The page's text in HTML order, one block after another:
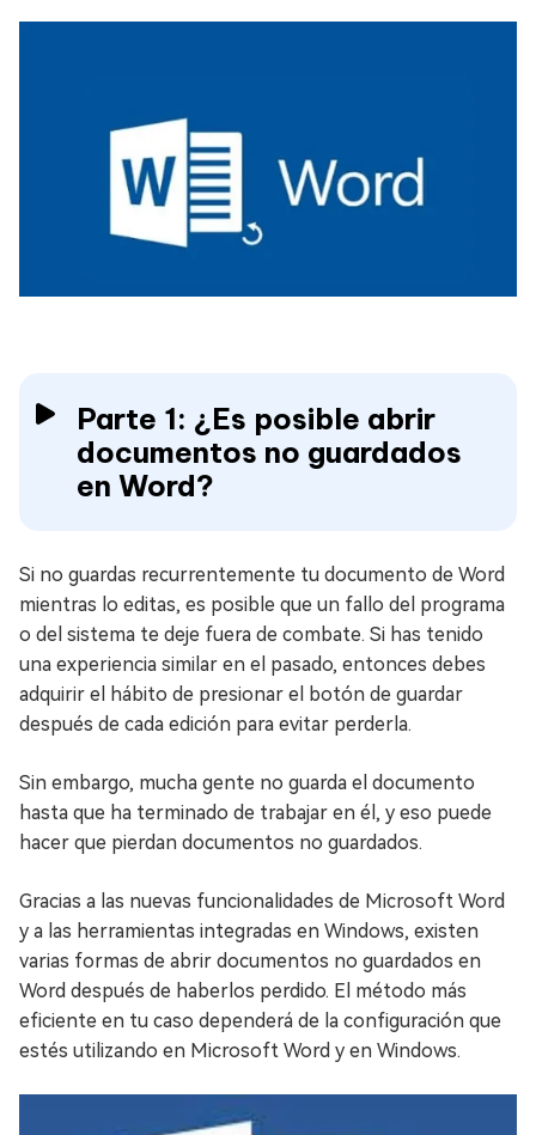
Parte 1: ¿Es posible abrir
documentos no guardados
en Word?
Si no guardas recurrentemente tu documento de Word
mientras lo editas, es posible que un fallo del programa
o del sistema te deje fuera de combate. Si has tenido
una experiencia similar en el pasado, entonces debes
adquirir el hábito de presionar el botón de guardar
después de cada edición para evitar perderla.
Sin embargo, mucha gente no guarda el documento
hasta que ha terminado de trabajar en él, y eso puede
hacer que pierdan documentos no guardados.
Gracias a las nuevas funcionalidades de Microsoft Word
y a las herramientas integradas en Windows, existen
varias formas de abrir documentos no guardados en
Word después de haberlos perdido. El método más
eficiente en tu caso dependerá de la configuración que
estés utilizando en Microsoft Word y en Windows.